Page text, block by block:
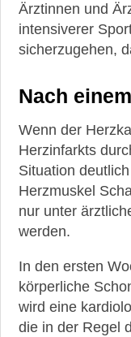
Ärztinnen und
intensiverer
sicherzugehen,
Nach
Wenn der
Herzinfarkts
Situation
Herzmuskel
nur unter
werden.
In den ersten
körperliche
wird eine
die in der Regel